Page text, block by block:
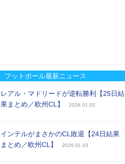
フットボール最新ニュース
レアル・マドリードが逆転勝利【25日結
果まとめ／欧州CL】
2026.01.03
インテルがまさかのCL敗退【24日結果
まとめ／欧州CL】
2026.01.03